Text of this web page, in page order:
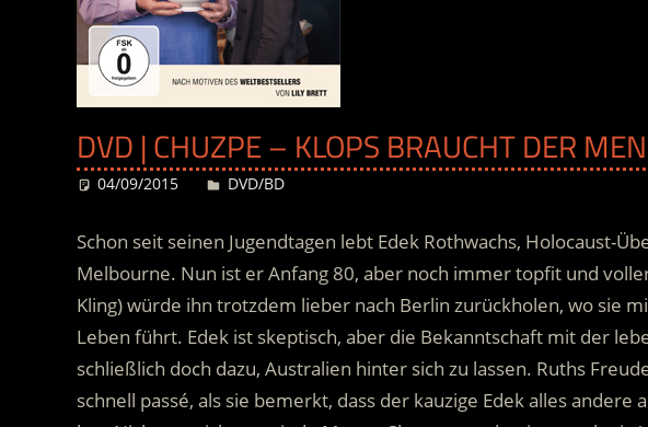
DVD | CHUZPE – KLOPS BRAUCHT DER
04/09/2015 Desiree
DVD/BD
Schon seit seinen Jugendtagen lebt Edek Rothwachs, Holocaust-
Melbourne. Nun ist er Anfang 80, aber noch immer topfit und
Kling) würde ihn trotzdem lieber nach Berlin zurückholen, wo sie
Leben führt. Edek ist skeptisch, aber die Bekanntschaft mit der
schließlich doch dazu, Australien hinter sich zu lassen. Ruths
schnell passé, als sie bemerkt, dass der kauzige Edek alles andere